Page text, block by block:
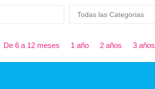
De 6 a 12 meses 1 año 2 años 3 años